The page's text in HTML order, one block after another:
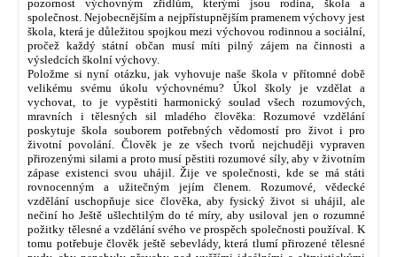
pozornost výchovným zřídlům, kterými jsou rodina, škola a
společnost. Nejobecnějším a nejpřístupnějším pramenem výchovy jest
škola, která je důležitou spojkou mezi výchovou rodinnou a sociální,
pročež každý státní občan musí míti pilný zájem na činnosti a
výsledcích školní výchovy.
Položme si nyní otázku, jak vyhovuje naše škola v přítomné době
velikému svému úkolu výchovnému? Úkol školy je vzdělat a
vychovat, to je vypěstiti harmonický soulad všech rozumových,
mravních i tělesných sil mladého člověka: Rozumové vzdělání
poskytuje škola souborem potřebných vědomostí pro život i pro
životní povolání. Člověk je ze všech tvorů nejchuději vypraven
přirozenými silami a proto musí pěstiti rozumové síly, aby v životním
zápase existenci svou uhájil. Žije ve společnosti, kde se má státi
rovnocenným a užitečným jejím členem. Rozumové, vědecké
vzdělání uschopňuje sice člověka, aby fysický život si uhájil, ale
nečiní ho Ještě ušlechtilým do té míry, aby usiloval jen o rozumné
požitky tělesné a vzdělání svého ve prospěch společnosti používal. K
tomu potřebuje člověk ještě sebevlády, která tlumí přirozené tělesné